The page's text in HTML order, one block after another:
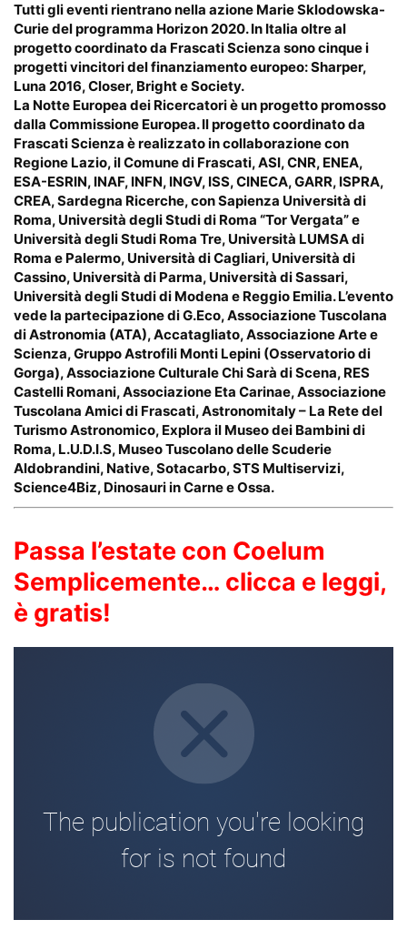
Tutti gli eventi rientrano nella azione Marie Sklodowska-
Curie del programma Horizon 2020. In Italia oltre al
progetto coordinato da Frascati Scienza sono cinque i
progetti vincitori del finanziamento europeo: Sharper,
Luna 2016, Closer, Bright e Society.
La Notte Europea dei Ricercatori è un progetto promosso
dalla Commissione Europea. Il progetto coordinato da
Frascati Scienza è realizzato in collaborazione con
Regione Lazio, il Comune di Frascati, ASI, CNR, ENEA,
ESA-ESRIN, INAF, INFN, INGV, ISS, CINECA, GARR, ISPRA,
CREA, Sardegna Ricerche, con Sapienza Università di
Roma, Università degli Studi di Roma “Tor Vergata” e
Università degli Studi Roma Tre, Università LUMSA di
Roma e Palermo, Università di Cagliari, Università di
Cassino, Università di Parma, Università di Sassari,
Università degli Studi di Modena e Reggio Emilia. L’evento
vede la partecipazione di G.Eco, Associazione Tuscolana
di Astronomia (ATA), Accatagliato, Associazione Arte e
Scienza, Gruppo Astrofili Monti Lepini (Osservatorio di
Gorga), Associazione Culturale Chi Sarà di Scena, RES
Castelli Romani, Associazione Eta Carinae, Associazione
Tuscolana Amici di Frascati, Astronomitaly – La Rete del
Turismo Astronomico, Explora il Museo dei Bambini di
Roma, L.U.D.I.S, Museo Tuscolano delle Scuderie
Aldobrandini, Native, Sotacarbo, STS Multiservizi,
Science4Biz, Dinosauri in Carne e Ossa.
Passa l’estate con Coelum
Semplicemente… clicca e leggi,
è gratis!